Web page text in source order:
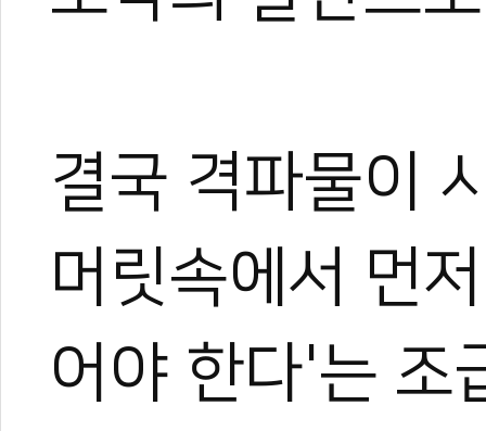
결국 격파물이
머릿속에서 먼
어야 한다'는 조